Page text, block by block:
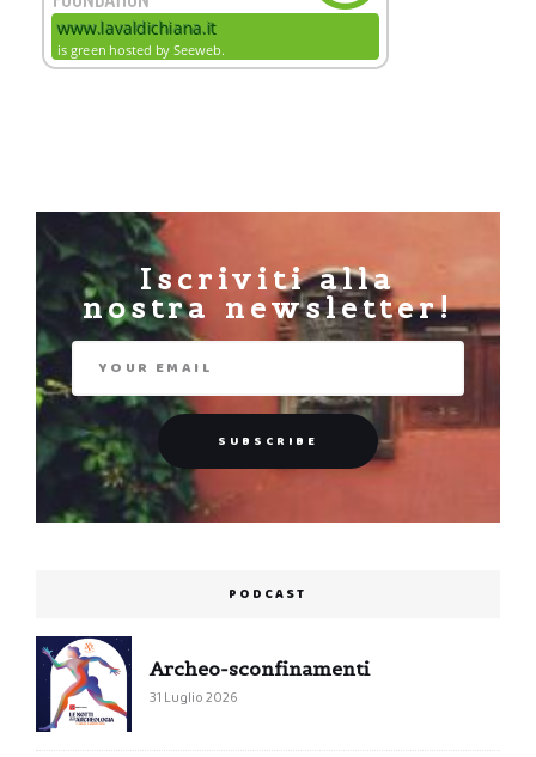
Iscriviti alla
nostra newsletter!
PODCAST
Archeo-sconfinamenti
31 Luglio 2026